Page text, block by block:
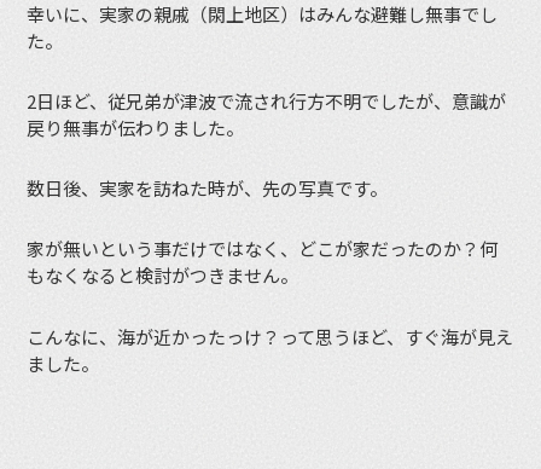
幸いに、実家の親戚（閖上地区）はみんな避難し無事でし
た。
2日ほど、従兄弟が津波で流され行方不明でしたが、意識が
戻り無事が伝わりました。
数日後、実家を訪ねた時が、先の写真です。
家が無いという事だけではなく、どこが家だったのか？何
もなくなると検討がつきません。
こんなに、海が近かったっけ？って思うほど、すぐ海が見え
ました。